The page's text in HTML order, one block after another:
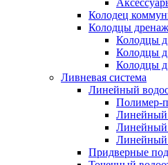
Колодец
Колодцы
Колодцы
Колодцы
Колодцы
Ливневая система
Линейный
Полимер-
Линейный
Линейный
Линейный
Придверные